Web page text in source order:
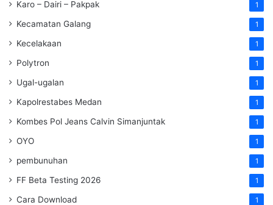
Karo – Dairi – Pakpak 1
Kecamatan Galang 1
Kecelakaan 1
Polytron 1
Ugal-ugalan 1
Kapolrestabes Medan 1
Kombes Pol Jeans Calvin Simanjuntak 1
OYO 1
pembunuhan 1
FF Beta Testing 2026 1
Cara Download 1